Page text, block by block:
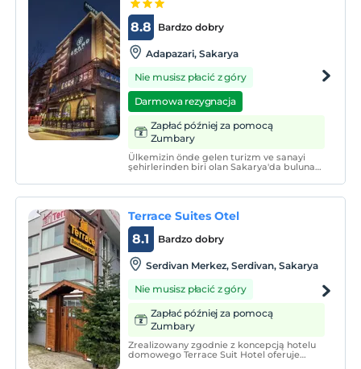
Bardzo dobry
8.8
Adapazari, Sakarya
Nie musisz płacić z góry
Darmowa rezygnacja
Zapłać później za pomocą
Zumbary
Ülkemizin önde gelen turizm ve sanayi
şehirlerinden biri olan Sakarya'da bulunan
huzurlu ve sıcak bir atmosferde kendilerini
aile ortamında hissetmelerini sağlayacak,
ayrıcalık
Terrace Suites Otel
Bardzo dobry
8.1
Serdivan Merkez, Serdivan, Sakarya
Nie musisz płacić z góry
Zapłać później za pomocą
Zumbary
Zrealizowany zgodnie z koncepcją hotelu
domowego Terrace Suit Hotel oferuje